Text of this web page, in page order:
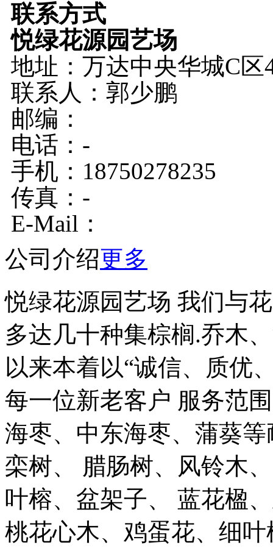
联系方式
悦绿花源园艺场
地址：万达中央华城C区
联系人：郭少鹏
邮编：
电话：-
手机：18750278235
传真：-
E-Mail：
公司介绍更多
悦绿花源园艺场 我们与
多达几十种集棕榈.乔木
以来本着以“诚信、质优
每一位新老客户 服务范
海枣、中东海枣、蒲葵
栾树、 腊肠树、风铃木
叶榕、盆架子、 蓝花楹
桃花心木、鸡蛋花、细